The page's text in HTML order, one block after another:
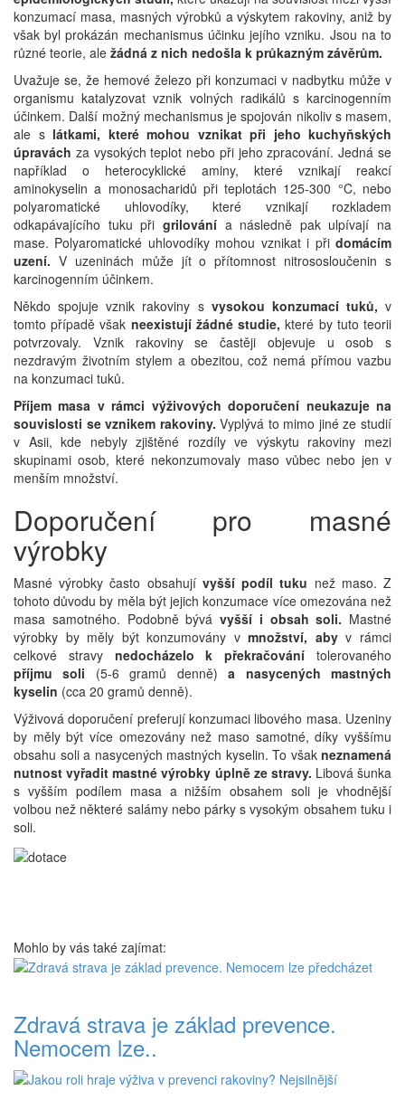
konzumací masa, masných výrobků a výskytem rakoviny, aniž by
však byl prokázán mechanismus účinku jejího vzniku. Jsou na to
různé teorie, ale žádná z nich nedošla k průkazným závěrům.
Uvažuje se, že hemové železo při konzumaci v nadbytku může v
organismu katalyzovat vznik volných radikálů s karcinogenním
účinkem. Další možný mechanismus je spojován nikoliv s masem,
ale s látkami, které mohou vznikat při jeho kuchyňských
úpravách za vysokých teplot nebo při jeho zpracování. Jedná se
například o heterocyklické aminy, které vznikají reakcí
aminokyselin a monosacharidů při teplotách 125-300 °C, nebo
polyaromatické uhlovodíky, které vznikají rozkladem
odkapávajícího tuku při grilovánía následně pak ulpívají na
mase. Polyaromatické uhlovodíky mohou vznikat i při domácím
uzení. V uzeninách může jít o přítomnost nitrososloučenin s
karcinogenním účinkem.
Někdo spojuje vznik rakoviny s vysokou konzumací tuků, v
tomto případě však neexistují žádné studie, které by tuto teorii
potvrzovaly. Vznik rakoviny se častěji objevuje u osob s
nezdravým životním stylem a obezitou, což nemá přímou vazbu
na konzumaci tuků.
Příjem masa v rámci výživových doporučení neukazuje na
souvislosti se vznikem rakoviny. Vyplývá to mimo jiné ze studií
v Asii, kde nebyly zjištěné rozdíly ve výskytu rakoviny mezi
skupinami osob, které nekonzumovaly maso vůbec nebo jen v
menším množství.
Doporučení pro masné
výrobky
Masné výrobky často obsahují vyšší podíl tuku než maso. Z
tohoto důvodu by měla být jejich konzumace více omezována než
masa samotného. Podobně bývá vyšší i obsah soli. Mastné
výrobky by měly být konzumovány vmnožství, abyv rámci
celkové stravy nedocházelo k překračování tolerovaného
příjmu soli (5-6 gramů denně)a nasycených mastných
kyselin (cca 20 gramů denně).
Výživová doporučení preferují konzumaci libového masa. Uzeniny
by měly být více omezovány než maso samotné, díky vyššímu
obsahu soli a nasycených mastných kyselin. To však neznamená
nutnost vyřadit mastné výrobky úplně ze stravy. Libová šunka
s vyšším podílem masa a nižším obsahem soli je vhodnější
volbou než některé salámy nebo párky s vysokým obsahem tuku i
soli.
Mohlo by vás také zajímat:
Zdravá strava je základ prevence.
Nemocem lze..